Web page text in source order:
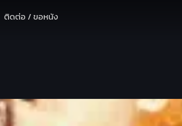
ติดต่อ / ขอหนัง